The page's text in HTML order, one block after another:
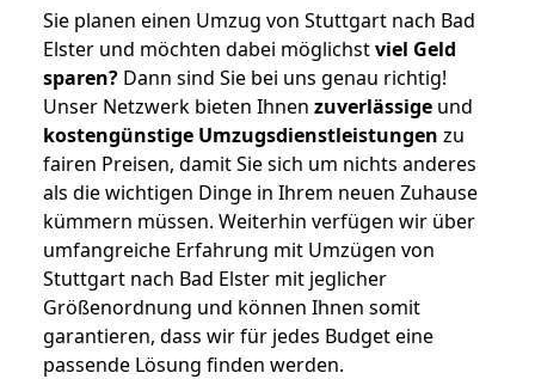
Sie planen einen Umzug von Stuttgart nach Bad
Elster und möchten dabei möglichstviel Geld
sparen? Dann sind Sie bei uns genau richtig!
Unser Netzwerk bieten Ihnen zuverlässige und
kostengünstige Umzugsdienstleistungen zu
fairen Preisen, damit Sie sich um nichts anderes
als die wichtigen Dinge in Ihrem neuen Zuhause
kümmern müssen. Weiterhin verfügen wir über
umfangreiche Erfahrung mit Umzügen von
Stuttgart nach Bad Elster mit jeglicher
Größenordnung und können Ihnen somit
garantieren, dass wir für jedes Budget eine
passende Lösung finden werden.